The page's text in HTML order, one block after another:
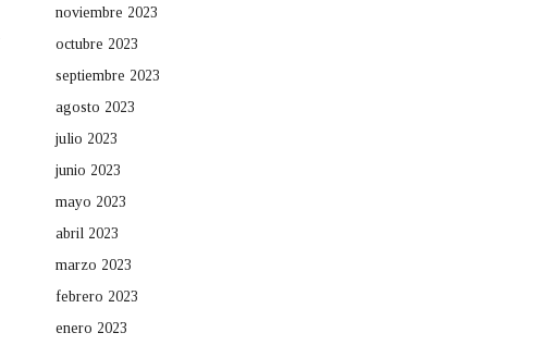
noviembre 2023
octubre 2023
septiembre 2023
agosto 2023
julio 2023
junio 2023
mayo 2023
abril 2023
marzo 2023
febrero 2023
enero 2023